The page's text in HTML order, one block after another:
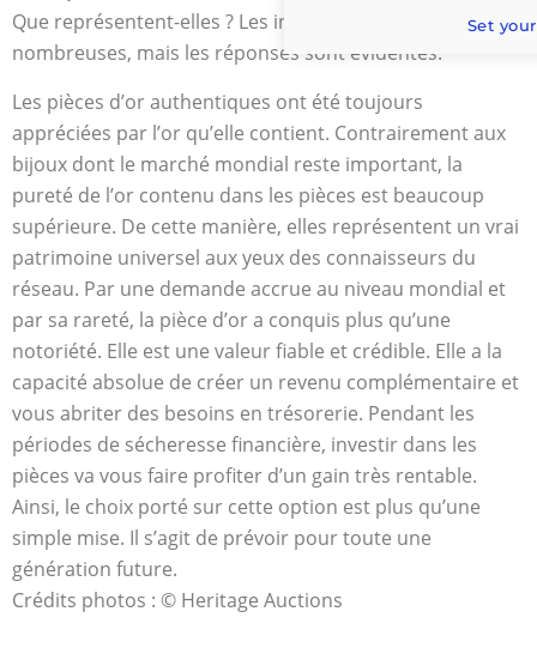
Que représentent-elles ? Les interrogations sont
nombreuses, mais les réponses sont évidentes.
Les pièces d’or authentiques ont été toujours
appréciées par l’or qu’elle contient. Contrairement aux
bijoux dont le marché mondial reste important, la
pureté de l’or contenu dans les pièces est beaucoup
supérieure. De cette manière, elles représentent un vrai
patrimoine universel aux yeux des connaisseurs du
réseau. Par une demande accrue au niveau mondial et
par sa rareté, la pièce d’or a conquis plus qu’une
notoriété. Elle est une valeur fiable et crédible. Elle a la
capacité absolue de créer un revenu complémentaire et
vous abriter des besoins en trésorerie. Pendant les
périodes de sécheresse financière, investir dans les
pièces va vous faire profiter d’un gain très rentable.
Ainsi, le choix porté sur cette option est plus qu’une
simple mise. Il s’agit de prévoir pour toute une
génération future.
Crédits photos : © Heritage Auctions
Set